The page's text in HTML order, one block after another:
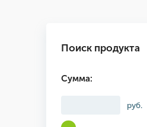
Поиск продукта
Сумма:
руб.